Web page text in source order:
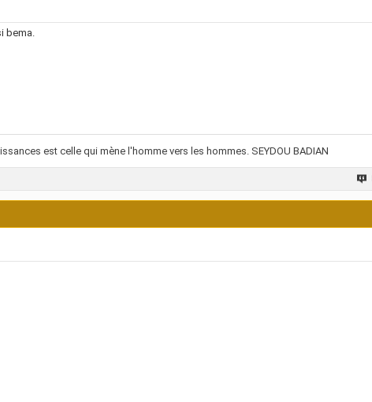
bema.
est celle qui mène l'homme vers les hommes. SEYDOU BADIAN